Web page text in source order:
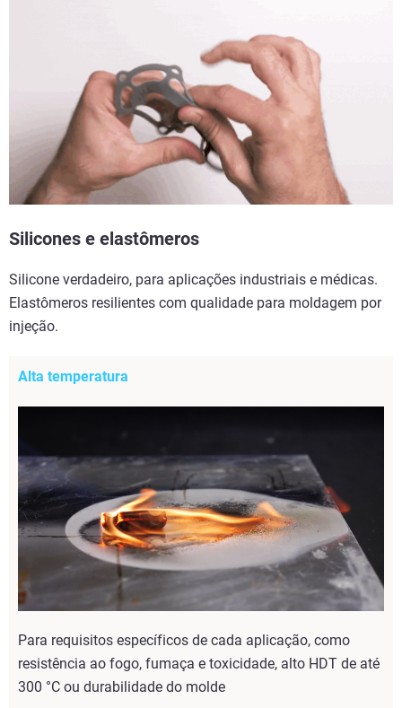
Silicones e elastômeros
Silicone verdadeiro, para aplicações industriais e médicas.
Elastômeros resilientes com qualidade para moldagem por
injeção.
Alta temperatura
Para requisitos específicos de cada aplicação, como
resistência ao fogo, fumaça e toxicidade, alto HDT de até
300 °C ou durabilidade do molde